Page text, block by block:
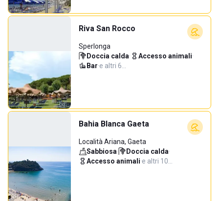
Riva San Rocco
Sperlonga
Doccia calda· Accesso animali·
Bar·e altri 6…
Bahia Blanca Gaeta
Località Ariana, Gaeta
Sabbiosa· Doccia calda·
Accesso animali·e altri 10…